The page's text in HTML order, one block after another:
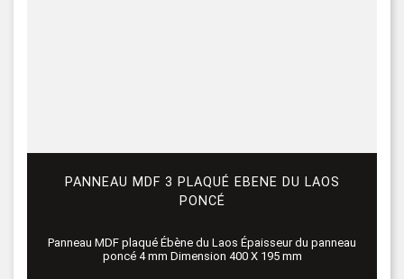
PANNEAU MDF 3 PLAQUÉ EBENE DU LAOS
PONCÉ
Panneau MDF plaqué Ébène du Laos Épaisseur du panneau
poncé 4 mm Dimension 400 X 195 mm